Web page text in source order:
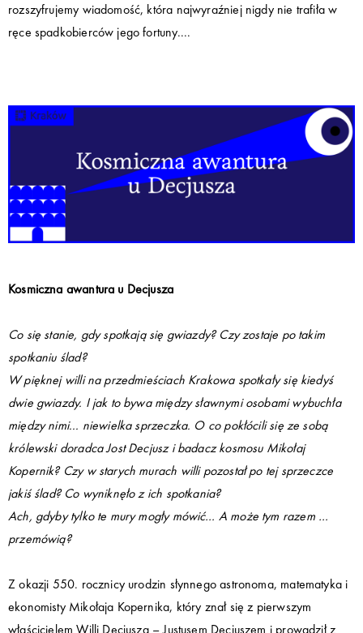
rozszyfrujemy wiadomość, która najwyraźniej nigdy nie trafiła w
ręce spadkobierców jego fortuny....
Kosmiczna awantura u Decjusza
Co się stanie, gdy spotkają się gwiazdy? Czy zostaje po takim
spotkaniu ślad?
W pięknej willi na przedmieściach Krakowa spotkały się kiedyś
dwie gwiazdy. I jak to bywa między sławnymi osobami wybuchła
między nimi... niewielka sprzeczka. O co pokłócili się ze sobą
królewski doradca Jost Decjusz i badacz kosmosu Mikołaj
Kopernik? Czy w starych murach willi pozostał po tej sprzeczce
jakiś ślad? Co wyniknęło z ich spotkania?
Ach, gdyby tylko te mury mogły mówić… A może tym razem …
przemówią?
Z okazji 550. rocznicy urodzin słynnego astronoma, matematyka i
ekonomisty Mikołaja Kopernika, który znał się z pierwszym
właścicielem Willi Decjusza – Justusem Decjuszem i prowadził z